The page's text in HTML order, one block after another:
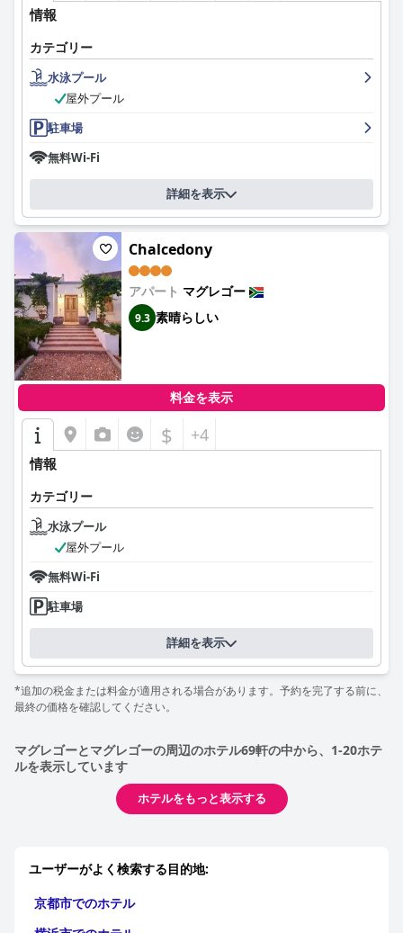
情報
カテゴリー
水泳プール
屋外プール
駐車場
無料Wi-Fi
詳細を表示
Chalcedony
アパート マグレゴー
9.3 素晴らしい
料金を表示
$ +4
情報
カテゴリー
水泳プール
屋外プール
無料Wi-Fi
駐車場
詳細を表示
*追加の税金または料金が適用される場合があります。予約を完了する前に、
最終の価格を確認してください。
マグレゴーとマグレゴーの周辺のホテル69軒の中から、1-20ホテ
ルを表示しています
ホテルをもっと表示する
ユーザーがよく検索する目的地:
京都市でのホテル